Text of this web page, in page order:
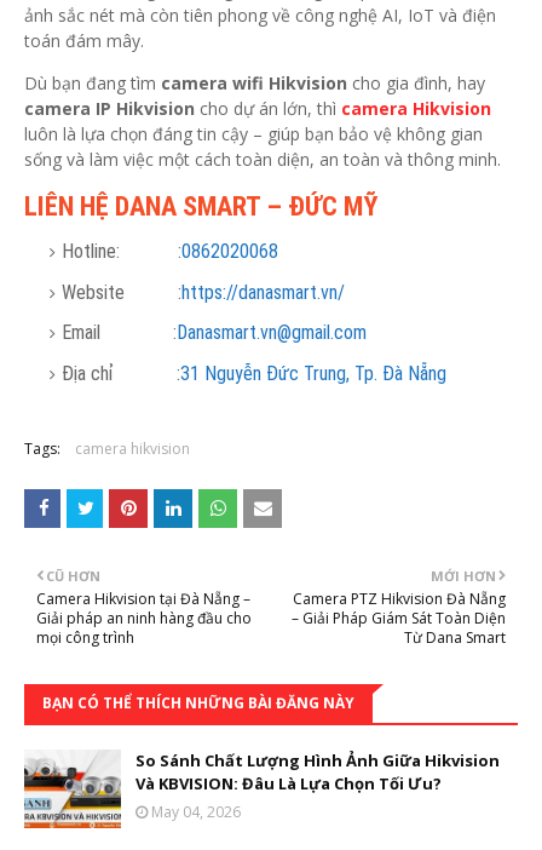
ảnh sắc nét mà còn tiên phong về công nghệ AI, IoT và điện
toán đám mây.
Dù bạn đang tìm camera wifi Hikvision cho gia đình, hay
camera IP Hikvision cho dự án lớn, thì camera Hikvision
luôn là lựa chọn đáng tin cậy – giúp bạn bảo vệ không gian
sống và làm việc một cách toàn diện, an toàn và thông minh.
LIÊN HỆ DANA SMART – ĐỨC MỸ
Hotline: :0862020068
Website :https://danasmart.vn/
Email : Danasmart.vn@gmail.com
Địa chỉ :31 Nguyễn Đức Trung, Tp. Đà Nẵng
Tags: camera hikvision
MỚI HƠN
Camera PTZ Hikvision Đà Nẵng
– Giải Pháp Giám Sát Toàn Diện
Từ Dana Smart
CŨ HƠN
Camera Hikvision tại Đà Nẵng –
Giải pháp an ninh hàng đầu cho
mọi công trình
BẠN CÓ THỂ THÍCH NHỮNG BÀI ĐĂNG NÀY
So Sánh Chất Lượng Hình Ảnh Giữa Hikvision
Và KBVISION: Đâu Là Lựa Chọn Tối Ưu?
May 04, 2026